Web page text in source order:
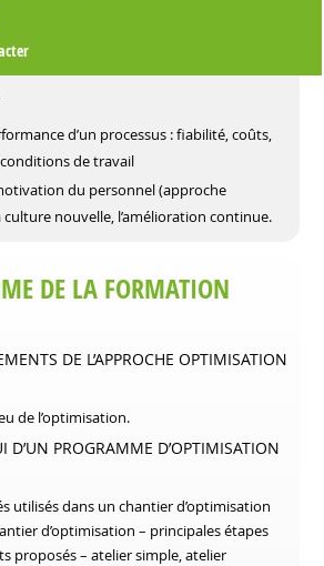
d’un processus : fiabilité, coûts,
de travail
du personnel (approche
nouvelle, l’amélioration continue.
DE LA FORMATION
DE L’APPROCHE OPTIMISATION
de l’optimisation.
D’UN PROGRAMME D’OPTIMISATION
utilisés dans un chantier d’optimisation
d’optimisation – principales étapes
proposés – atelier simple, atelier